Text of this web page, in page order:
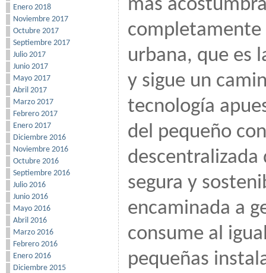
Enero 2018
Noviembre 2017
Octubre 2017
Septiembre 2017
Julio 2017
Junio 2017
Mayo 2017
Abril 2017
Marzo 2017
Febrero 2017
Enero 2017
Diciembre 2016
Noviembre 2016
Octubre 2016
Septiembre 2016
Julio 2016
Junio 2016
Mayo 2016
Abril 2016
Marzo 2016
Febrero 2016
Enero 2016
Diciembre 2015
más
completamente
urbana, que es
y sigue un
tecnología
del pequeño
segura y
encaminada a
consume al
pequeñas